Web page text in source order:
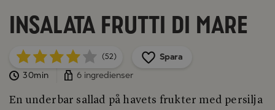
Insalata frutti di mare
(52)
Spara
30min
6 ingredienser
En underbar sallad på havets frukter med persilja